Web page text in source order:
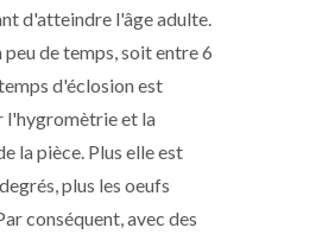
d'atteindre l'âge adulte.
de temps, soit entre 6
d'éclosion est
l'hygromètrie et la
la pièce. Plus elle est
plus les oeufs
conséquent, avec des